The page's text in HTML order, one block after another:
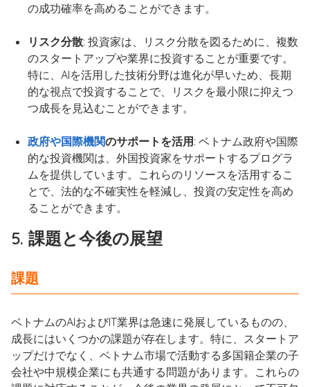
の成功確率を高めることができます。
リスク分散: 投資家は、リスク分散を図るために、複数
のスタートアップや業界に投資することが重要です。
特に、AIを活用した技術分野は進化が早いため、長期
的な視点で投資することで、リスクを最小限に抑えつ
つ成長を見込むことができます。
政府や国際機関のサポートを活用 : ベトナム政府や国際
的な投資機関は、外国投資家をサポートするプログラ
ムを提供しています。これらのリソースを活用するこ
とで、法的な不確実性を軽減し、投資の安定性を高め
ることができます。
5. 課題と今後の展望
課題
ベトナムのAIおよびIT業界は急速に発展しているものの、
成長にはいくつかの課題が存在します。特に、スタートア
ップだけでなく、ベトナム市場で活動する多国籍企業の子
会社や中規模企業にも共通する問題があります。これらの